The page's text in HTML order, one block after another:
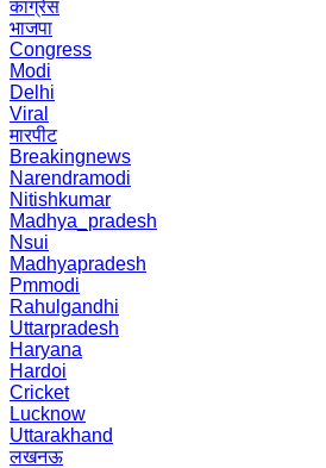
कांग्रेस
भाजपा
Congress
Modi
Delhi
Viral
मारपीट
Breakingnews
Narendramodi
Nitishkumar
Madhya_pradesh
Nsui
Madhyapradesh
Pmmodi
Rahulgandhi
Uttarpradesh
Haryana
Hardoi
Cricket
Lucknow
Uttarakhand
लखनऊ